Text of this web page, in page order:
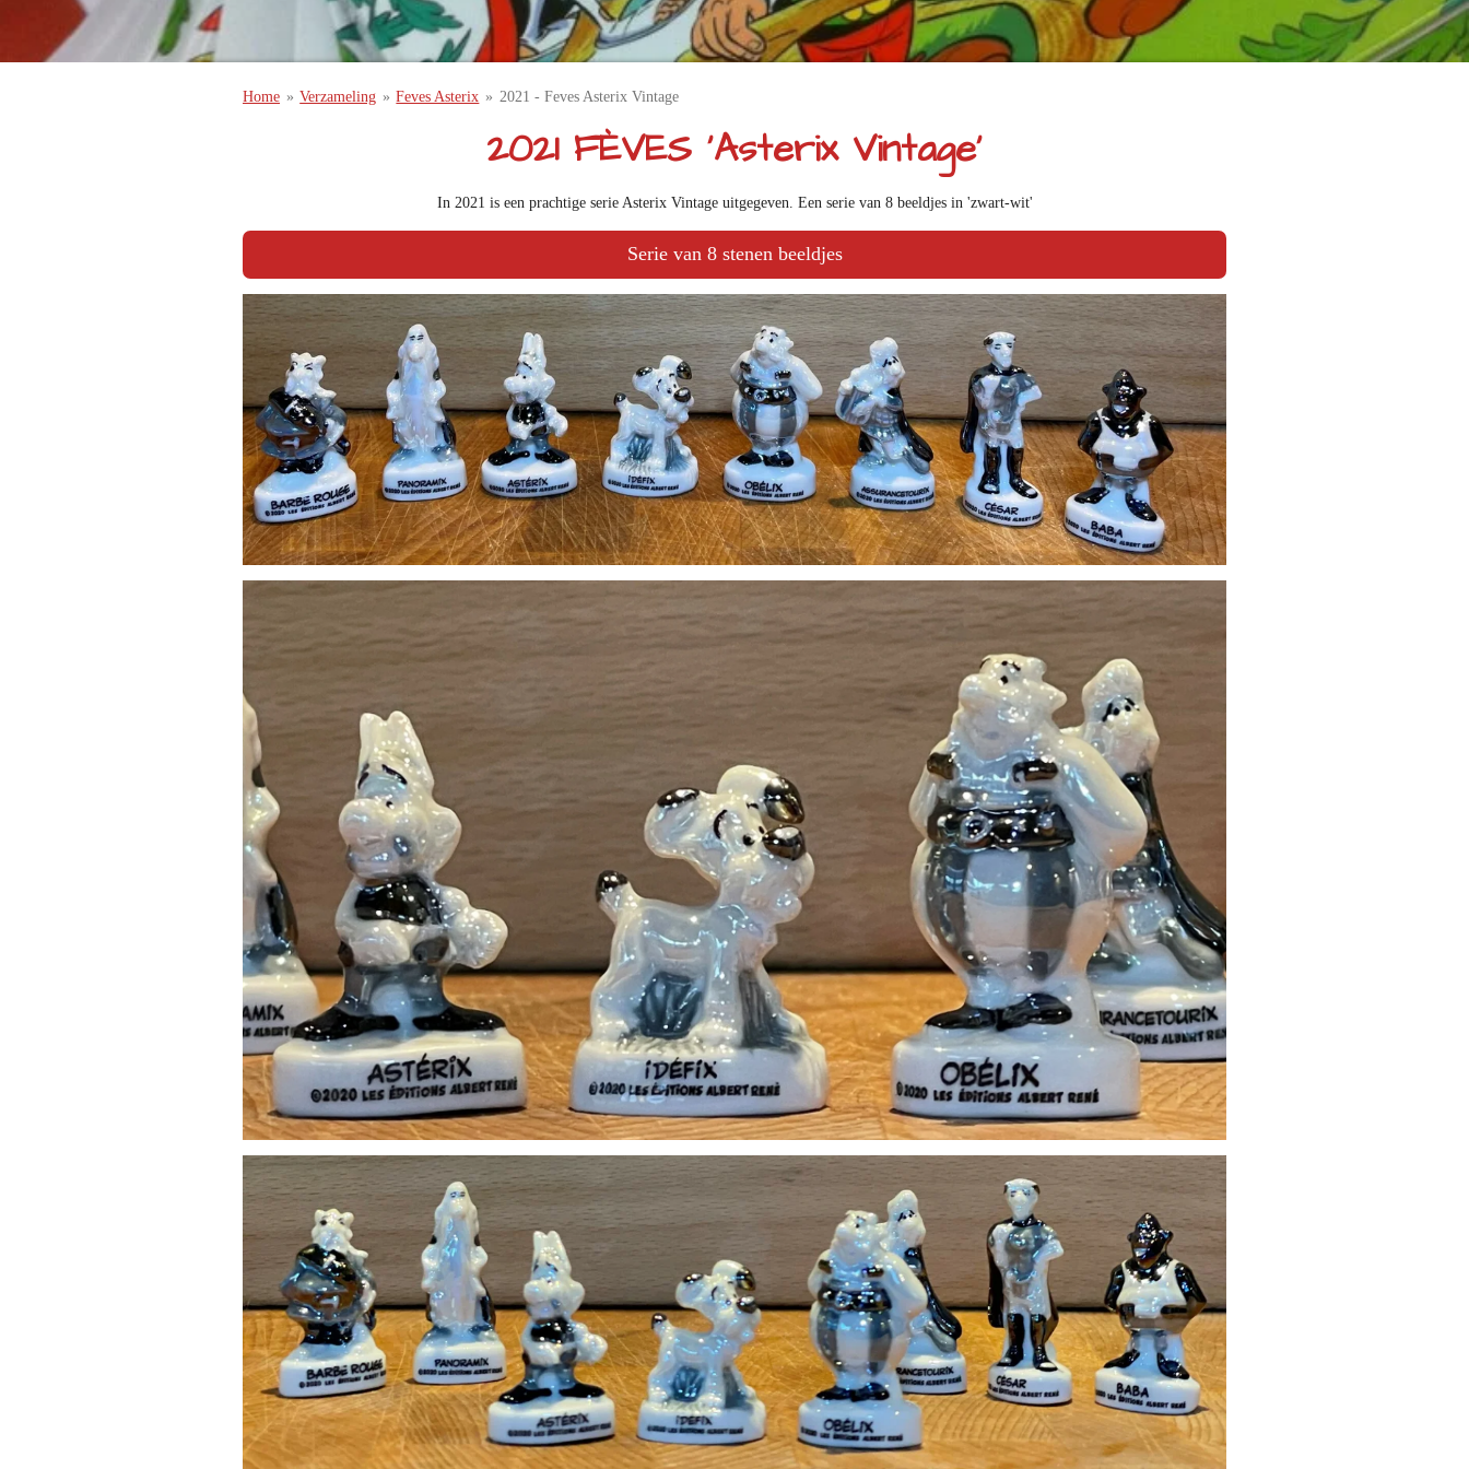
Home » Verzameling » Feves Asterix » 2021 - Feves Asterix Vintage
2021 FÈVES 'Asterix Vintage'
In 2021 is een prachtige serie Asterix Vintage uitgegeven. Een serie van 8 beeldjes in 'zwart-wit'
Serie van 8 stenen beeldjes